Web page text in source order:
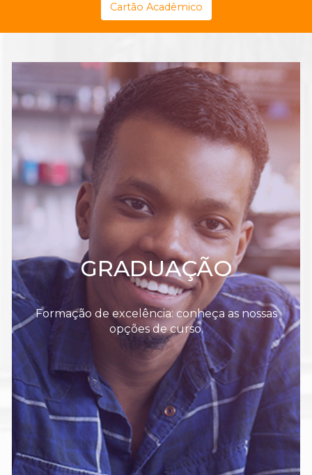
Cartão Acadêmico
GRADUAÇÃO
Formação de excelência: conheça as nossas
opções de curso.